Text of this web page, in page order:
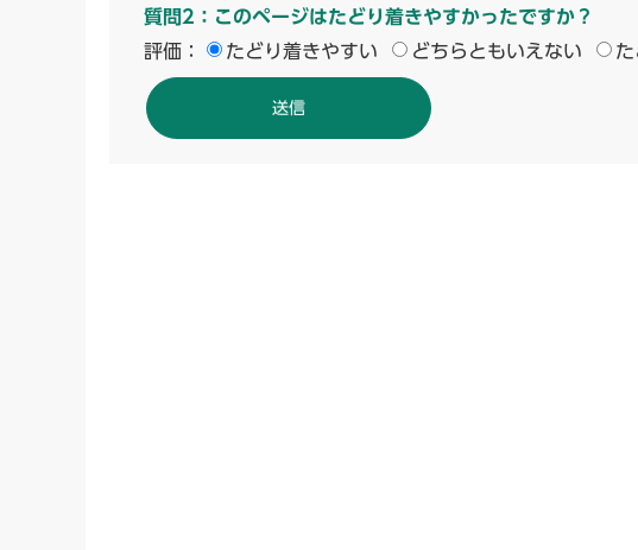
質問2：このページはたどり着きやすかったですか？
評価：
たどり着きやすい どちらともいえない